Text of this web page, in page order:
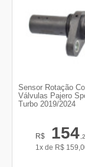
Sensor Rotação
Válvulas Pajero
Turbo 2019/2024
R$ 154
1x de R$